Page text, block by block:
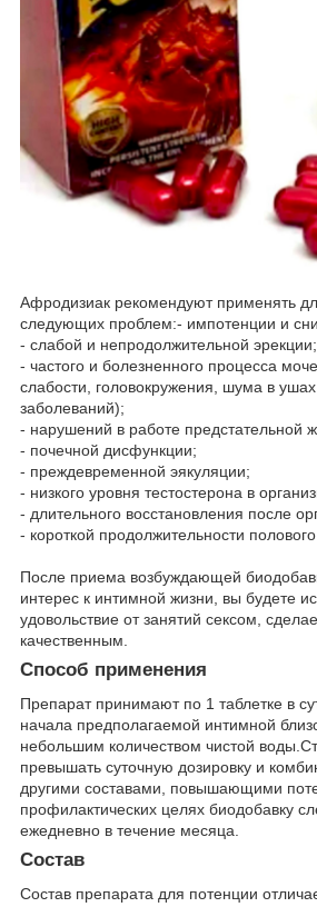
Афродизиак рекомендуют применять
следующих проблем:- импотенции и
- слабой и непродолжительной эрекции;
- частого и болезненного процесса
слабости, головокружения, шума в
заболеваний);
- нарушений в работе предстательной
- почечной дисфункции;
- преждевременной эякуляции;
- низкого уровня тестостерона в
- длительного восстановления после
- короткой продолжительности полового
После приема возбуждающей
интерес к интимной жизни, вы будете
удовольствие от занятий сексом,
качественным.
Способ применения
Препарат принимают по 1 таблетке в
начала предполагаемой интимной
небольшим количеством чистой
превышать суточную дозировку и
другими составами, повышающими
профилактических целях биодобавку
ежедневно в течение месяца.
Состав
Состав препарата для потенции